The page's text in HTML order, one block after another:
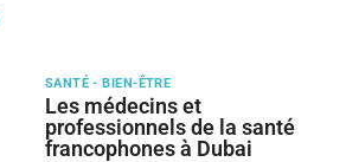
SANTÉ - BIEN-ÊTRE
Les médecins et
professionnels de la santé
francophones à Dubai